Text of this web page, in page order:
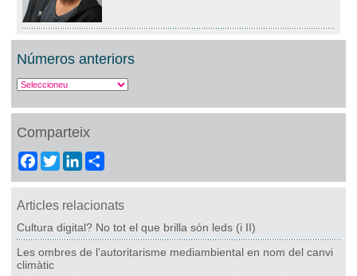
Números anteriors
Comparteix
Facebook
TwitterLinkedIn
Articles relacionats
Cultura digital? No tot el que brilla són leds (i II)
Les ombres de l’autoritarisme mediambiental en nom del canvi
climàtic